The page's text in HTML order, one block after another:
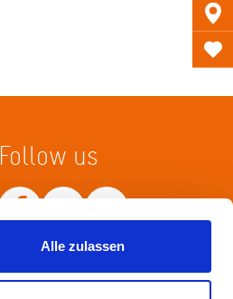
Alle zulassen
Follow us
Netiquette